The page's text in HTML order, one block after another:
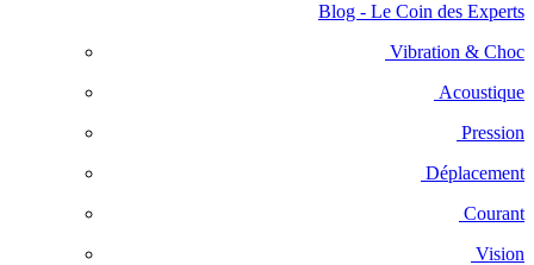
Blog - Le Coin des Experts
Vibration & Choc
Acoustique
Pression
Déplacement
Courant
Vision